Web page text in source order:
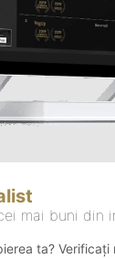
mai buni din
ta? Verificați